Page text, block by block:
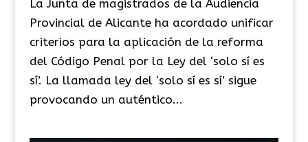
La Junta de magistrados de la Audiencia
Provincial de Alicante ha acordado unificar
criterios para la aplicación de la reforma
del Código Penal por la Ley del ‘solo sí es
sí’. La llamada ley del ‘solo sí es sí’ sigue
provocando un auténtico...